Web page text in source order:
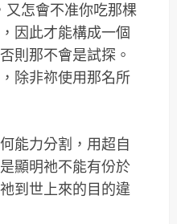
怎會不准你吃那棵
因此才能構成一個
則那不會是試探。
除非祢使用那名所
能力分割，用超自
顯明祂不能有份於
到世上來的目的違